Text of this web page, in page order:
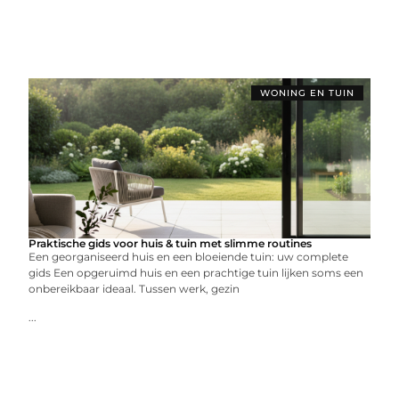
WONING EN TUIN
Praktische gids voor huis & tuin met slimme routines
Een georganiseerd huis en een bloeiende tuin: uw complete
gids Een opgeruimd huis en een prachtige tuin lijken soms een
onbereikbaar ideaal. Tussen werk, gezin
...